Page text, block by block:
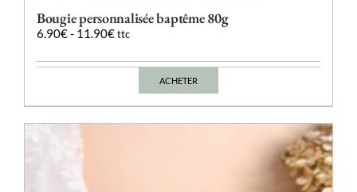
Bougie personnalisée baptême 80g
6.90€- 11.90€ ttc
ACHETER
Ce